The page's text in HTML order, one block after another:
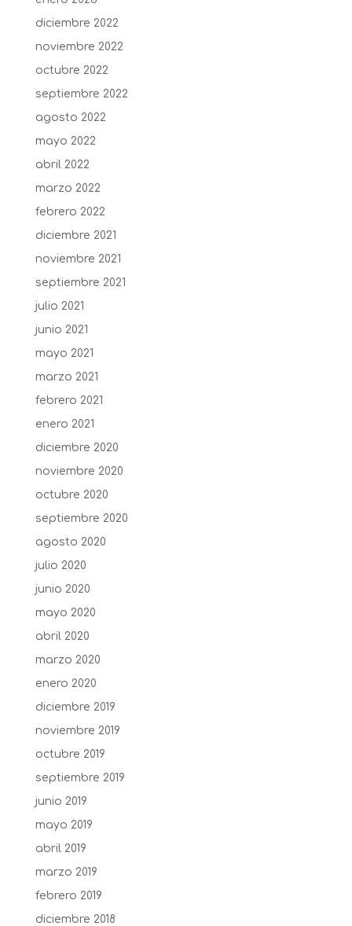
diciembre 2022
noviembre 2022
octubre 2022
septiembre 2022
agosto 2022
mayo 2022
abril 2022
marzo 2022
febrero 2022
diciembre 2021
noviembre 2021
septiembre 2021
julio 2021
junio 2021
mayo 2021
marzo 2021
febrero 2021
enero 2021
diciembre 2020
noviembre 2020
octubre 2020
septiembre 2020
agosto 2020
julio 2020
junio 2020
mayo 2020
abril 2020
marzo 2020
enero 2020
diciembre 2019
noviembre 2019
octubre 2019
septiembre 2019
junio 2019
mayo 2019
abril 2019
marzo 2019
febrero 2019
diciembre 2018